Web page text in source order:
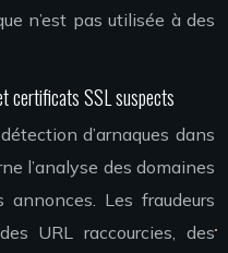
n’est pas utilisée à des
certificats SSL suspects
d’arnaques dans
l’analyse des domaines
Les fraudeurs
URL raccourcies, des